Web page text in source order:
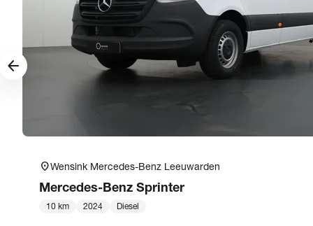
location_onWensink Mercedes-Benz Leeuwarden
Mercedes-Benz Sprinter
10 km 2024 Diesel
arrow_forward